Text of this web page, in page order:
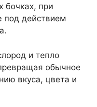
бочках, при
под действием
и тепло
обычное
вкуса, цвета и